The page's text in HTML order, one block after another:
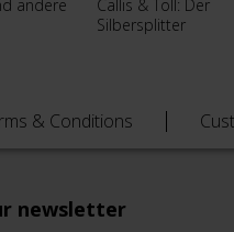
andere
Callis & Toll: Der
Silbersplitter
& Conditions
newsletter